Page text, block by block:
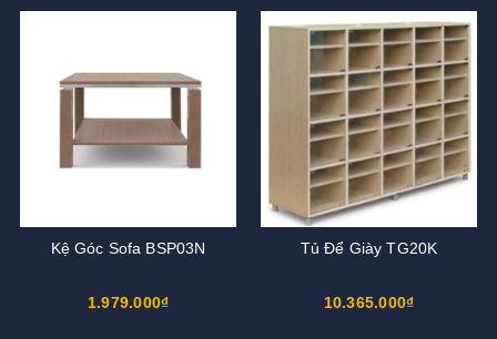
Kệ Góc Sofa BSP03N
1.979.000₫
Tủ Để Giày TG20K
10.365.000₫